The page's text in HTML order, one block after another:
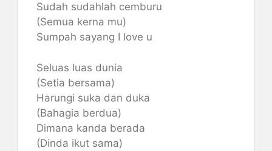
Sudah sudahlah cemburu
(Semua kerna mu)
Sumpah sayang I love u
Seluas luas dunia
(Setia bersama)
Harungi suka dan duka
(Bahagia berdua)
Dimana kanda berada
(Dinda ikut sama)